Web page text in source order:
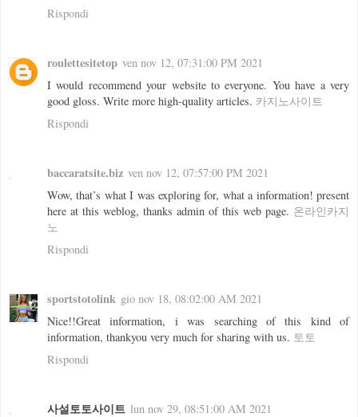
Rispondi
roulettesitetop ven nov 12, 07:31:00 PM 2021
I would recommend your website to everyone. You have a very
good gloss. Write more high-quality articles. 카지노사이트
Rispondi
baccaratsite.biz ven nov 12, 07:57:00 PM 2021
Wow, that’s what I was exploring for, what a information! present
here at this weblog, thanks admin of this web page. 온라인카지
노
Rispondi
sportstotolink gio nov 18, 08:02:00 AM 2021
Nice!!Great information, i was searching of this kind of
information, thankyou very much for sharing with us. 토토
Rispondi
사설토토사이트 lun nov 29, 08:51:00 AM 2021